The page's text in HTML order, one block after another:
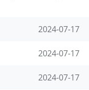
2024-07-17
2024-07-17
2024-07-17